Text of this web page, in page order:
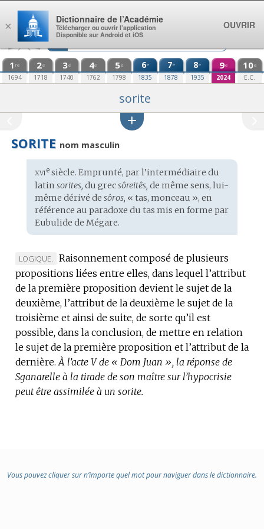
Aller au contenu
1 re
1694
2e
1718
3e
1740
4e
1762
5e
1798
6e
1835
7e
1878
8e
1935
9e
2024
10e
E.C.
sorite
SORITE nom masculin
Étymologie
:
xviesiècle. Emprunté, par l’intermédiaire du
latin sorites, du grecsôreitês, de même sens, lui-
même dérivé de sôros, « tas, monceau », en
référence au paradoxe du tas mis en forme par
Eubulide de Mégare.
MARQUE
DE
DOMAINE
:
LOGIQUE.
Raisonnement composé de plusieurs
propositions liées entre elles, dans lequel l’attribut
de la première proposition devient le sujet de la
deuxième, l’attribut de la deuxième le sujet de la
troisième et ainsi de suite, de sorte qu’il est
possible, dans la conclusion, de mettre en relation
le sujet de la première proposition et l’attribut de la
dernière. À l’acte V de « Dom Juan », la réponse de
Sganarelle à la tirade de son maître sur l’hypocrisie
peut être assimilée à un sorite.
Vous pouvez cliquer sur n’importe quel mot pour naviguer dans le dictionnaire.
×
Dictionnaire de l’Académie
Télécharger ou ouvrir l’application
Disponible sur Android et iOS
OUVRIR